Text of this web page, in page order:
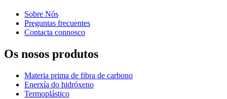
Sobre Nós
Preguntas frecuentes
Contacta connosco
Os nosos produtos
Materia prima de fibra de carbono
Enerxía do hidróxeno
Termoplástico